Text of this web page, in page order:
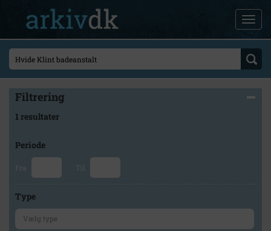
Filtrering
1 resultater
Periode
Fra Til
Type